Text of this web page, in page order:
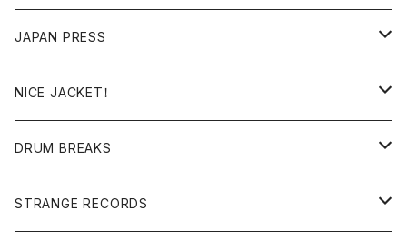
RE-EDIT/DJ TOOLS
MIXCD
日本語ラップ
JAPANESE DJ
MIXTAPE
JAPAN PRESS
LP(+ OBI)
7"/12"
NICE JACKET！
DONUTS 45
GIRLS
DRUM BREAKS
US/UK/OTHERS
STRANGE RECORDS